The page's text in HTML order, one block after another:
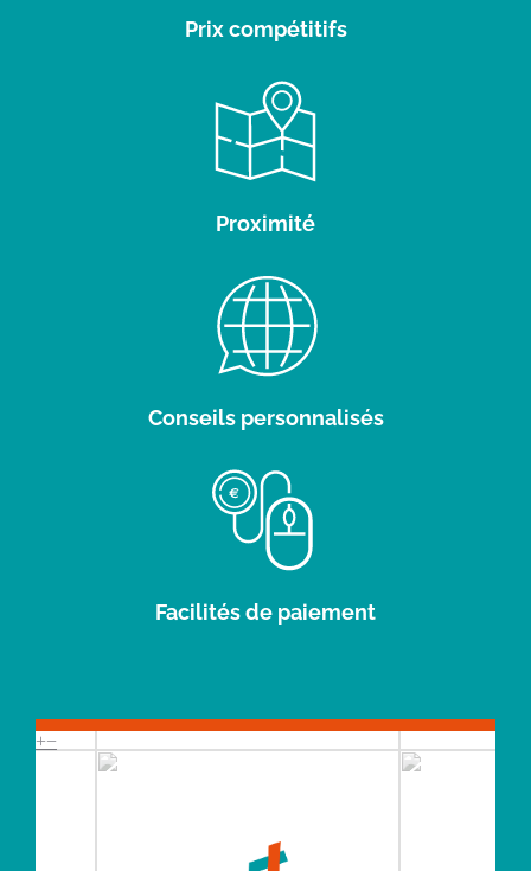
Prix compétitifs
Proximité
Conseils personnalisés
Facilités de paiement